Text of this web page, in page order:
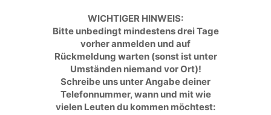
WICHTIGER HINWEIS:
Bitte unbedingt mindestens drei Tage
vorher anmelden und auf
Rückmeldung warten (sonst ist unter
Umständen niemand vor Ort)!
Schreibe uns unter Angabe deiner
Telefonnummer, wann und mit wie
vielen Leuten du kommen möchtest: